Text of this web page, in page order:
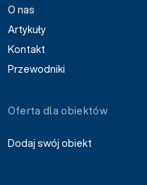
O nas
Artykuły
Kontakt
Przewodniki
Oferta dla obiektów
Dodaj swój obiekt